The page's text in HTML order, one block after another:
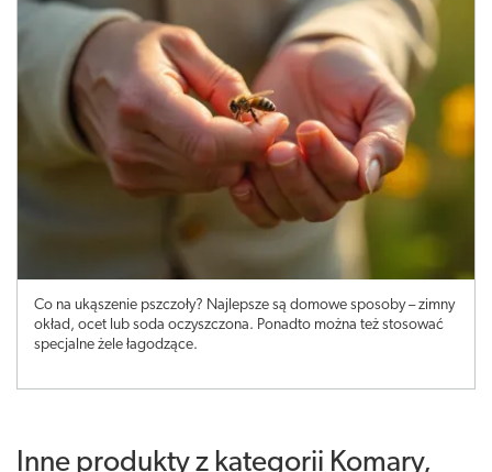
Co na ukąszenie pszczoły? Najlepsze są domowe sposoby – zimny
okład, ocet lub soda oczyszczona. Ponadto można też stosować
specjalne żele łagodzące.
Inne produkty z kategorii Komary,